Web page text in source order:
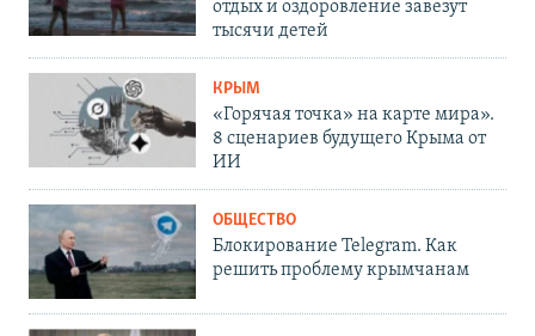
отдых и оздоровление завезут
тысячи детей
КРЫМ
«Горячая точка» на карте мира».
8 сценариев будущего Крыма от
ИИ
ОБЩЕСТВО
Блокирование Telegram. Как
решить проблему крымчанам